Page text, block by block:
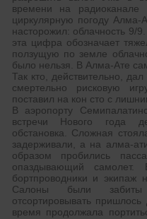
времени на радиоканале
циркулярную погоду Алма-
насторожил: облачность 9/
эта цифра обозначает
ползущую по земле
было нельзя. В Алма-Ате
Так кто, действительно,
смертельно рисковую
поставил на кон сто с
В аэропорту
встречи Нового года
обстановка. Сложная
задерживали, а на алма-
образом пробились
опаздывающий самолет.
бортпроводники и экипаж
Салоны были забиты
отсортировывать
время продолжала